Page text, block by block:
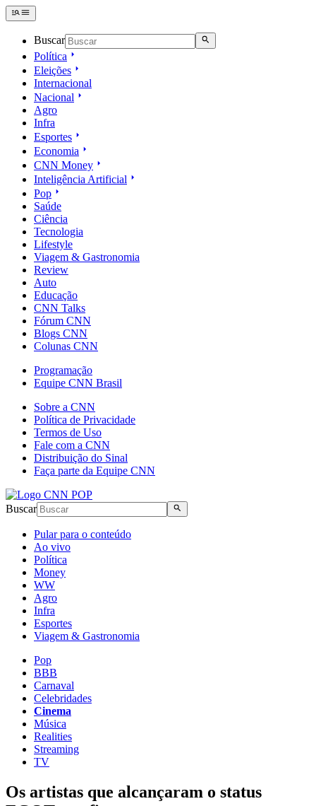
Buscar
Política
Eleições
Internacional
Nacional
Agro
Infra
Esportes
Economia
CNN Money
Inteligência Artificial
Pop
Saúde
Ciência
Tecnologia
Lifestyle
Viagem & Gastronomia
Review
Auto
Educação
CNN Talks
Fórum CNN
Blogs CNN
Colunas CNN
Programação
Equipe CNN Brasil
Sobre a CNN
Política de Privacidade
Termos de Uso
Fale com a CNN
Distribuição do Sinal
Faça parte da Equipe CNN
Buscar
Pular para o conteúdo
Ao vivo
Política
Money
WW
Agro
Infra
Esportes
Viagem & Gastronomia
Pop
BBB
Carnaval
Celebridades
Cinema
Música
Realities
Streaming
TV
Os artistas que alcançaram o status